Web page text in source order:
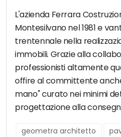
L'azienda Ferrara
Montesilvano nel 1981 e
trentennale nella
immobili. Grazie alla
professionisti altamente
offire al committente
mano" curato nei minimi
progettazione alla
geometra architetto